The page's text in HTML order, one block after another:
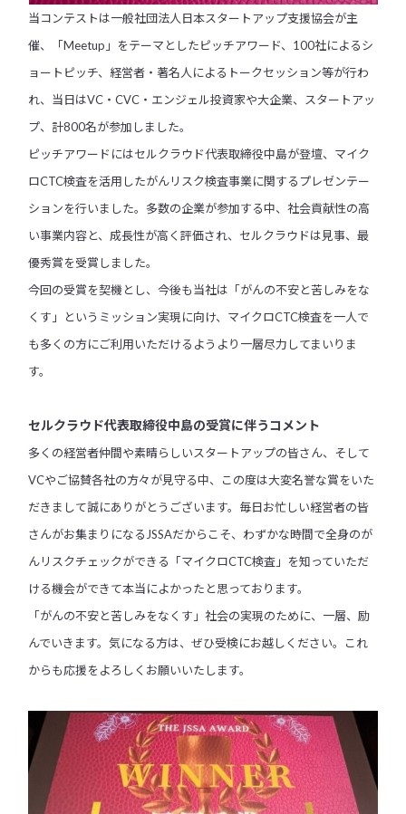
当コンテストは一般社団法人日本スタートアップ支援協会が主
催、「Meetup」をテーマとしたピッチアワード、100社によるシ
ョートピッチ、経営者・著名人によるトークセッション等が行わ
れ、当日はVC・CVC・エンジェル投資家や大企業、スタートアッ
プ、計800名が参加しました。
ピッチアワードにはセルクラウド代表取締役中島が登壇、マイク
ロCTC検査を活用したがんリスク検査事業に関するプレゼンテー
ションを行いました。多数の企業が参加する中、社会貢献性の高
い事業内容と、成長性が高く評価され、セルクラウドは見事、最
優秀賞を受賞しました。
今回の受賞を契機とし、今後も当社は「がんの不安と苦しみをな
くす」というミッション実現に向け、マイクロCTC検査を一人で
も多くの方にご利用いただけるようより一層尽力してまいりま
す。
セルクラウド代表取締役中島の受賞に伴うコメント
多くの経営者仲間や素晴らしいスタートアップの皆さん、そして
VCやご協賛各社の方々が見守る中、この度は大変名誉な賞をいた
だきまして誠にありがとうございます。毎日お忙しい経営者の皆
さんがお集まりになるJSSAだからこそ、わずかな時間で全身のが
んリスクチェックができる「マイクロCTC検査」を知っていただ
ける機会ができて本当によかったと思っております。
「がんの不安と苦しみをなくす」社会の実現のために、一層、励
んでいきます。気になる方は、ぜひ受検にお越しください。これ
からも応援をよろしくお願いいたします。